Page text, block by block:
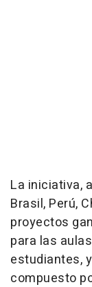
La iniciativa,
Brasil, Perú,
proyectos
para las
estudiantes,
compuesto